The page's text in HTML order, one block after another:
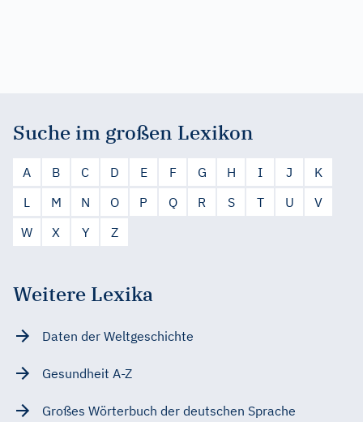
Suche im großen Lexikon
A B C D E F G H I J
K
L
M N O P Q R S T U
V
W
X Y Z
Weitere Lexika
Daten der Weltgeschichte
Gesundheit A-Z
Großes Wörterbuch der deutschen Sprache